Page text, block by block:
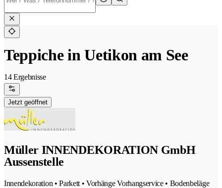
Teppiche in Uetikon am See
14 Ergebnisse
Jetzt geöffnet
Müller INNENDEKORATION GmbH
Aussenstelle
Innendekoration • Parkett • Vorhänge Vorhangservice • Bodenbeläge